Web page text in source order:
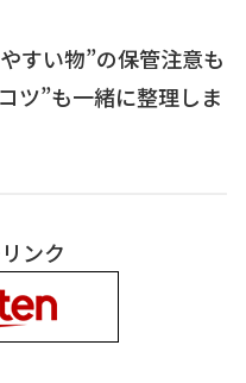
すい物”の保管注意も
ツ”も一緒に整理しま
ンク